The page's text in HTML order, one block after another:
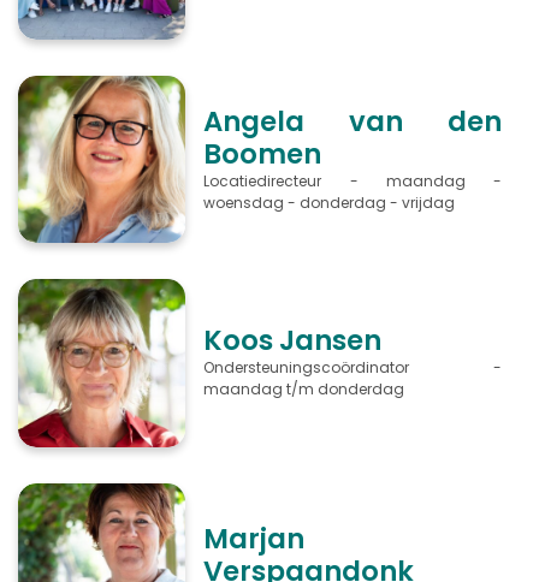
Angela van den
Boomen
Locatiedirecteur - maandag -
woensdag - donderdag - vrijdag
Koos Jansen
Ondersteuningscoördinator -
maandag t/m donderdag
Marjan
Verspaandonk